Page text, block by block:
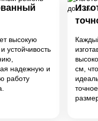
высокую
устойчивость
надежную и
работу
см,